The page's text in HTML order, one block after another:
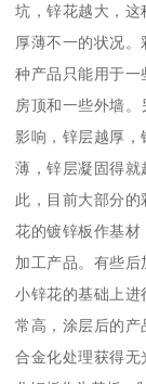
坑，锌花越大，这
厚薄不一的状况
种产品只能用于一
房顶和一些外墙
影响，锌层越厚，
薄，锌层凝固得就
此，目前大部分
花的镀锌板作基
加工产品。有些
小锌花的基础上
常高，涂层后的产
合金化处理获得无